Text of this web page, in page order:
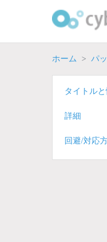
ホーム パ
タイトル
詳細
回避/対応